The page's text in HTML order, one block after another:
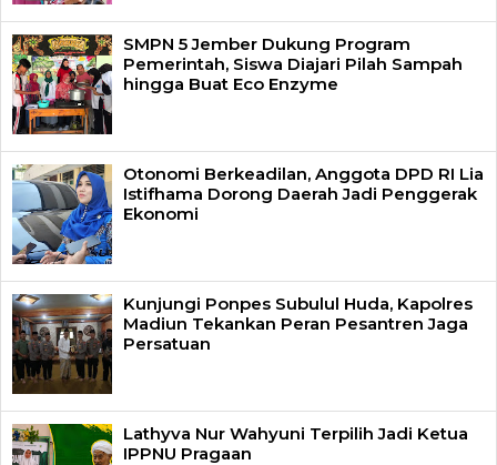
SMPN 5 Jember Dukung Program
Pemerintah, Siswa Diajari Pilah Sampah
hingga Buat Eco Enzyme
Otonomi Berkeadilan, Anggota DPD RI Lia
Istifhama Dorong Daerah Jadi Penggerak
Ekonomi
Kunjungi Ponpes Subulul Huda, Kapolres
Madiun Tekankan Peran Pesantren Jaga
Persatuan
Lathyva Nur Wahyuni Terpilih Jadi Ketua
IPPNU Pragaan